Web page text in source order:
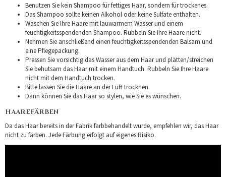
Benutzen Sie kein Shampoo für fettiges Haar, sondern für trockenes.
Das Shampoo sollte keinen Alkohol oder keine Sulfate enthalten.
Waschen Sie Ihre Haare mit lauwarmem Wasser und einem
feuchtigkeitsspendenden Shampoo. Rubbeln Sie Ihre Haare nicht.
Nehmen Sie anschließend einen feuchtigkeitsspendenden Balsam und
eine Pflegepackung.
Pressen Sie vorsichtig das Wasser aus dem Haar und plätten/streichen
Sie behutsam das Haar mit einem Handtuch. Rubbeln Sie Ihre Haare
nicht mit dem Handtuch trocken.
Bitte lassen Sie die Haare an der Luft trocknen.
Dann können Sie das Haar so stylen, wie Sie es wünschen.
HAAREFÄRBEN
Da das Haar bereits in der Fabrik farbbehandelt wurde, empfehlen wir, das Haar
nicht zu färben. Jede Färbung erfolgt auf eigenes Risiko.